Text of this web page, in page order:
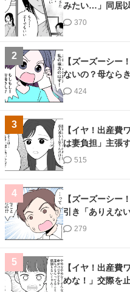
みたい…」同居
370
2
【ズーズーシー
ないの？母なら
424
3
【イヤ！出産費
は妻負担」主張
515
4
【ズーズーシー
引き「ありえな
279
5
【イヤ！出産費
めな！」交際を